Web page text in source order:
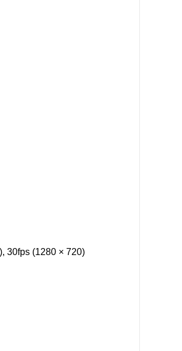
30fps (1280 × 720)